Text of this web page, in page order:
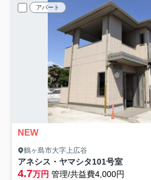
アパート
NEW
鶴ヶ島市大字上広谷
アネシス・ヤマシタ101号室
4.7万円 管理/共益費4,000円